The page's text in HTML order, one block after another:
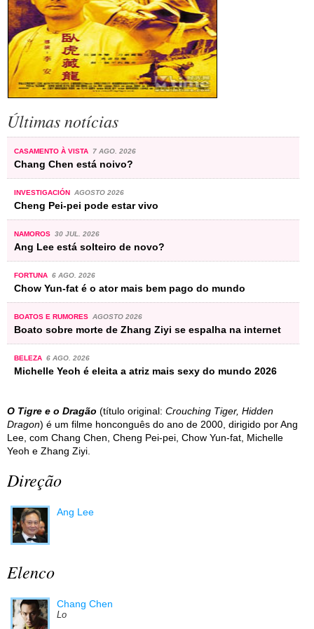
Últimas notícias
CASAMENTO À VISTA 7 AGO. 2026
Chang Chen está noivo?
INVESTIGACIÓN AGOSTO 2026
Cheng Pei-pei pode estar vivo
NAMOROS 30 JUL. 2026
Ang Lee está solteiro de novo?
FORTUNA 6 AGO. 2026
Chow Yun-fat é o ator mais bem pago do mundo
BOATOS E RUMORES AGOSTO 2026
Boato sobre morte de Zhang Ziyi se espalha na internet
BELEZA 6 AGO. 2026
Michelle Yeoh é eleita a atriz mais sexy do mundo 2026
O Tigre e o Dragão (título original: Crouching Tiger, Hidden
Dragon) é um filme honconguês do ano de 2000, dirigido por Ang
Lee, com Chang Chen, Cheng Pei-pei, Chow Yun-fat, Michelle
Yeoh e Zhang Ziyi.
Direção
Ang Lee
Elenco
Chang Chen
Lo